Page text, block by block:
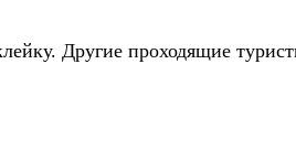
Другие проходящие